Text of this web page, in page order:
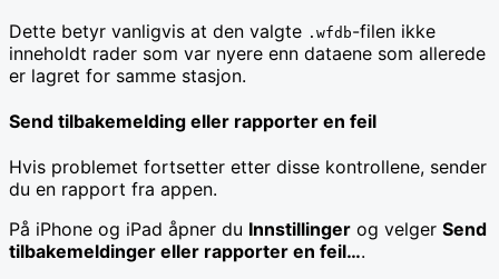
Dette betyr vanligvis at den valgte .wfdb-filen ikke
inneholdt rader som var nyere enn dataene som allerede
er lagret for samme stasjon.
Send tilbakemelding eller rapporter en feil
Hvis problemet fortsetter etter disse kontrollene, sender
du en rapport fra appen.
På iPhone og iPad åpner du Innstillinger og velger Send
tilbakemeldinger eller rapporter en feil….